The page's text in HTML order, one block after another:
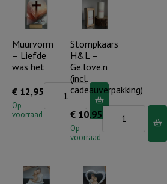
Ik
ben
die
ik
ben..
aantal
Geloof,
hoop,
liefde
Muurvorm
– Liefde
was het
€ 12,95
Op
voorraad
Muurvorm
aantal
Stompkaars
H&L –
Ge.love.n
(incl.
cadeauverpakking)
€ 10,95
Op
voorraad
(incl.